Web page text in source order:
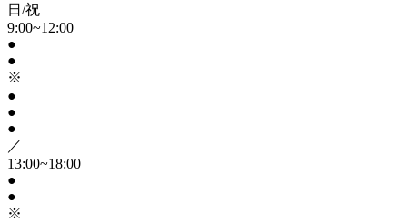
日/祝
9:00~12:00
●
●
※
●
●
●
／
13:00~18:00
●
●
※